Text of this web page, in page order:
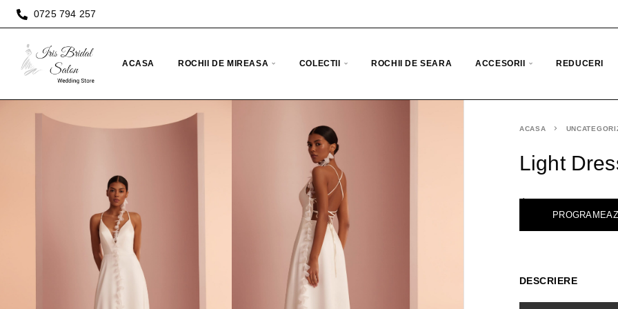
0725 794 257
ACASA ROCHII DE MIREASA COLECTII ROCHII DE SEARA ACCESORII REDUCERI
ACASA
Light
<
DESCRIERE